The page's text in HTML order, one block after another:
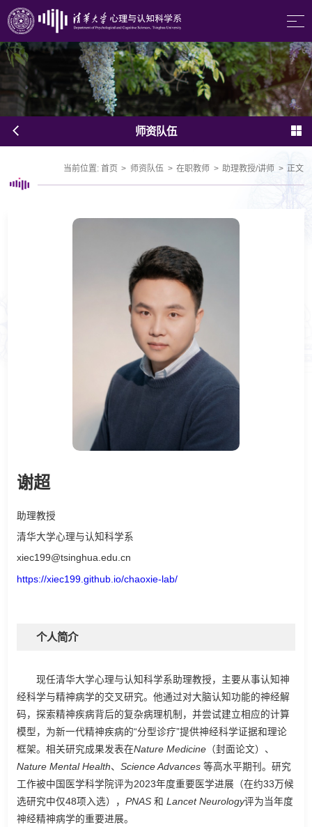
师资队伍
当前位置: 首页 > 师资队伍 > 在职教师 > 助理教授/讲师 > 正文
谢超
助理教授
清华大学心理与认知科学系
xiec199@tsinghua.edu.cn
https://xiec199.github.io/chaoxie-lab/
个人简介
现任清华大学心理与认知科学系助理教授，主要从事认知神
经科学与精神病学的交叉研究。他通过对大脑认知功能的神经解
码，探索精神疾病背后的复杂病理机制，并尝试建立相应的计算
模型，为新一代精神疾病的“分型诊疗”提供神经科学证据和理论
框架。相关研究成果发表在Nature Medicine （封面论文）、
Nature Mental Health、Science Advances 等高水平期刊。研究
工作被中国医学科学院评为2023年度重要医学进展（在约33万候
选研究中仅48项入选），PNAS 和 Lancet Neurology评为当年度
神经精神病学的重要进展。